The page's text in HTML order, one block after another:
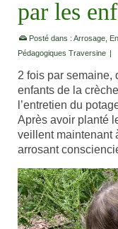
par les
Posté dans : Arrosage
Pédagogiques Traversine |
2 fois par semaine,
enfants de la
l’entretien du
Après avoir planté
veillent maintenant
arrosant